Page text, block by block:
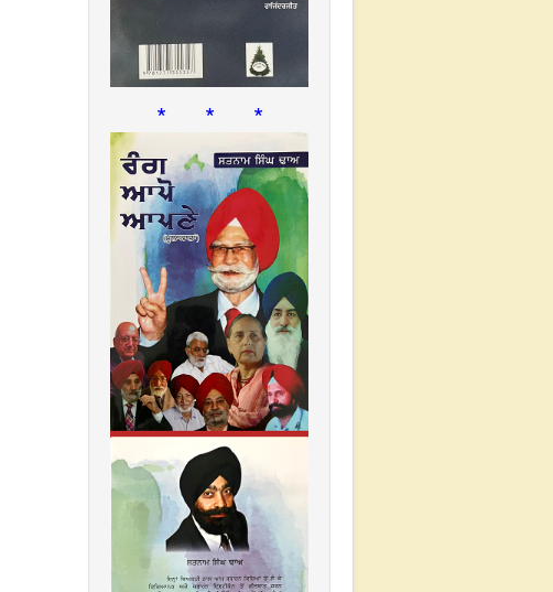
* * *